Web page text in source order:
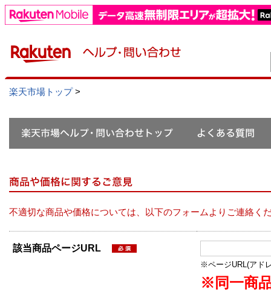
楽天市場トップ>
不適切な商品や価格については、以下のフォームよりご連絡く
該当商品ページURL
※ページURL(アド
※同一商